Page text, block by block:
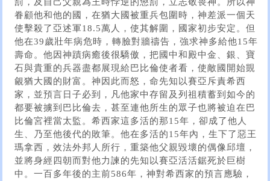
眷顧他和他的國，在猶大國被重兵包圍時，神差派一個天
使擊殺了亞述軍18.5萬人，使其解圍，國家初步安定。但
他在39歲壯年病危時，轉臉對牆禱告，強求神多給他15年
壽命。他因神蹟病癒後很驕傲，把國中和殿中金、銀、寶
石與貴重的兵器盡都展現給巴比倫使者看，使敵國開始覬
覦猶大國的財富。神因此而怒，命先知以賽亞斥責希西
家，並預言日子必到，凡他家中存留及列祖積蓄到如今的
都要被擄到巴比倫去，甚至連他所生的眾子也將被迫在巴
比倫宮裡當太監。希西家這多活的那15年，卻成了他人
生、乃至他後代的敗筆。他在多活的15年內，生下了惡王
瑪拿西，效法外邦人所行，重築他父親毀壞的偶像邱壇，
並將身經四朝而對他力諫的先知以賽亞活活鋸死於巨樹
中。一百多年後的主前586年，神對希西家的預言應驗，